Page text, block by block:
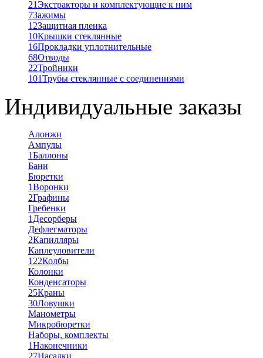
21Экстракторы и комплектующие к ним
7Зажимы
12Защитная пленка
10Крышки стеклянные
16Прокладки уплотнительные
68Отводы
22Тройники
101Трубы стеклянные с соединениями
Индивидуальные заказы
Алонжи
Ампулы
1Баллоны
Бани
Бюретки
1Воронки
2Графины
Гребенки
1 Десорберы
Дефлегматоры
2Капилляры
Каплеуловители
122Колбы
Колонки
Конденсаторы
25Краны
30Ловушки
Манометры
Микробюретки
Наборы, комплекты
1Наконечники
27Насадки